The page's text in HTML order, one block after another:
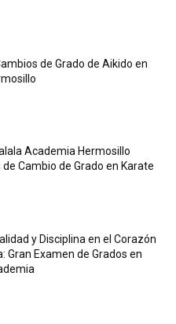
de Grado de Aikido en
Academia Hermosillo
de Cambio de Grado en Karate
y Disciplina en el Corazón
Gran Examen de Grados en